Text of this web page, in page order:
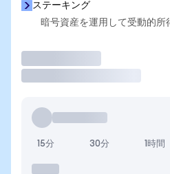
ステーキング
暗号資産を運用して受動的所
15分 30分 1時間